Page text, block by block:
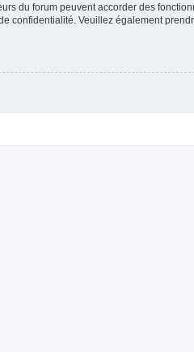
du forum peuvent accorder des
confidentialité. Veuillez également